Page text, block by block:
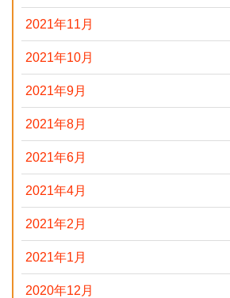
2021年11月
2021年10月
2021年9月
2021年8月
2021年6月
2021年4月
2021年2月
2021年1月
2020年12月